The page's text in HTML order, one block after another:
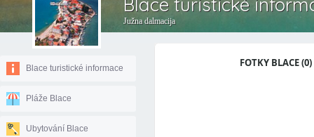
Južna dalmacija
Blace turistické informace
Pláže Blace
Ubytování Blace
FOTKY BLACE (0)